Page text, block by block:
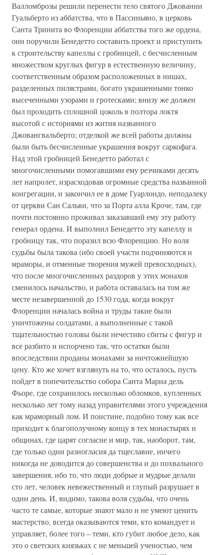
Валломброзы решили перенести тело святого Джованни
Гуальберто из аббатства, что в Пассиньяно, в церковь
Санта Тринита во Флоренции аббатства того же ордена,
они поручили Бенедетто составить проект и приступить
к строительству капеллы с гробницей, с бесчисленным
множеством круглых фигур в естественную величину,
соответственным образом расположенных в нишах,
разделенных пилястрами, богато украшенными тонко
высеченными узорами и гротесками; внизу же должен
был проходить сплошной цоколь в полтора локтя
высотой с историями из жития названного
Джовангвальберто; отделкой же всей работы должны
были быть бесчисленные украшения вокруг саркофага.
Над этой гробницей Бенедетто работал с
многочисленными помогавшими ему резчиками десять
лет напролет, израсходовав огромные средства названной
конгрегации, и закончил ее в доме Гуарлондо, неподалеку
от церкви Сан Сальви, что за Порта алла Кроче, там, где
почти постоянно проживал заказавший ему эту работу
генерал ордена. И выполнил Бенедетто эту капеллу и
гробницу так, что поразил всю Флоренцию. Но воля
судьбы была такова (ибо своей участи подчиняются и
мраморы, и отменные творения мужей превосходных),
что после многочисленных раздоров у этих монахов
сменилось начальство, и работа оставалась на том же
месте незавершенной до 1530 года, когда вокруг
Флоренции началась война и труды такие были
уничтожены солдатами, а выполненные с такой
тщательностью головы были нечестиво сбиты с фигур и
все разбито и испорчено так, что остатки были
впоследствии проданы монахами за ничтожнейшую
цену. Кто же хочет взглянуть на то, что осталось, пусть
пойдет в попечительство собора Санта Мариа дель
Фьоре, где сохранилось несколько обломков, купленных
несколько лет тому назад управителями этого учреждения
как мраморный лом. И поистине, подобно тому как все
приходит к благополучному концу в тех монастырях и
общинах, где царят согласие и мир, так, наоборот, там,
где только одни разногласия да тщеславие, ничего
никогда не доводится до совершенства и до похвального
завершения, ибо то, что люди добрые и мудрые делали
сто лет, человек невежественный и глупый разрушает в
один день. И, видимо, такова воля судьбы, что очень
часто те самые, которые знают мало и не умеют ценить
мастерство, всегда оказываются теми, кто командует и
управляет, более того – теми, кто губит любое дело, как
это о светских князьках с не меньшей ученостью, чем